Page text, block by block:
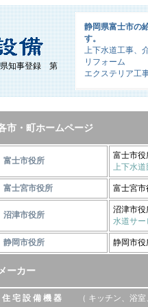
録 第
静岡県富士市の
す。
上下水道工事、
リフォーム
エクステリア工
市・町ホームページ
士市役所
富士市役
上下水道
士宮市役所 富士宮市
津市役所
沼津市役
水道サー
岡市役所 静岡市役
メーカー
住 宅 設 備 機 器 （ キッチン、浴室